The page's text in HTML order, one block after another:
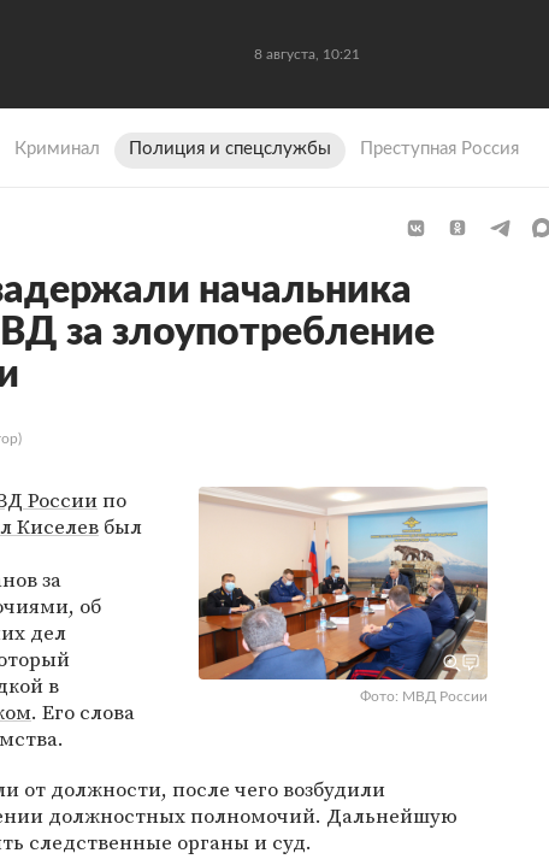
8 августа, 10:21
Криминал Полиция и спецслужбы Преступная Россия
начальника
за злоупотребление
Фото: МВД России
Россиипо
Киселев был
за
об
дел
в
. Его слова
от должности, после чего возбудили
должностных полномочий. Дальнейшую
следственные органы и суд.